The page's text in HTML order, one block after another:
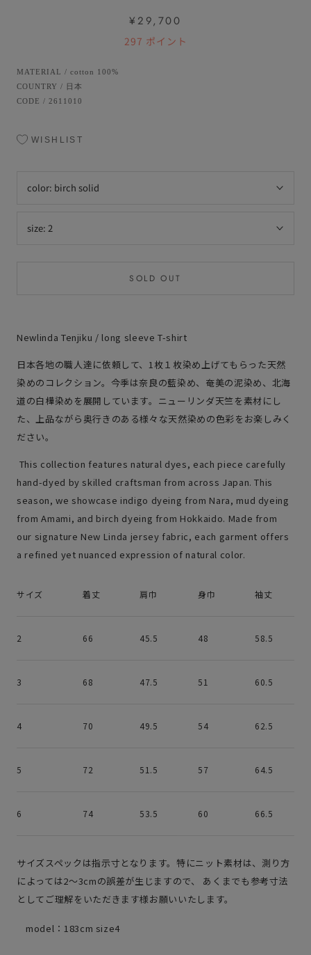
¥29,700
297 ポイント
MATERIAL / cotton 100%
COUNTRY /
日本
CODE / 2611010
WISHLIST
color: birch solid
size: 2
SOLD OUT
Newlinda Tenjiku / long sleeve T-shirt
日本各地の職人達に依頼して、1枚１枚染め上げてもらった天然
染めのコレクション。今季は奈良の藍染め、奄美の泥染め、北海
道の白樺染めを展開しています。ニューリンダ天竺を素材にし
た、上品ながら奥行きのある様々な天然染めの色彩をお楽しみく
ださい。
This collection features natural dyes, each piece carefully
hand-dyed by skilled craftsman from across Japan. This
season, we showcase indigo dyeing from Nara, mud dyeing
from Amami, and birch dyeing from Hokkaido. Made from
our signature New Linda jersey fabric, each garment offers
a refined yet nuanced expression of natural color.
サイズ 着丈 肩巾 身巾 袖丈
2 66 45.5 48 58.5
3 68 47.5 51 60.5
4 70 49.5 54 62.5
5 72 51.5 57 64.5
6 74 53.5 60 66.5
サイズスペックは指示寸となります。特にニット素材は、測り方
によっては2～3cmの誤差が生じますので、 あくまでも参考寸法
としてご理解をいただきます様お願いいたします。
model：183cm size4